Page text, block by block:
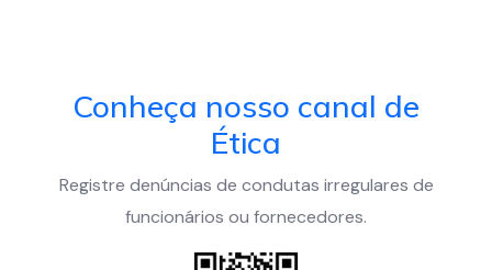
Conheça nosso canal de
Ética
Registre denúncias de condutas irregulares de
funcionários ou fornecedores.